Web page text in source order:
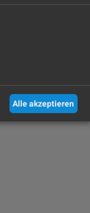
Alle akzeptieren